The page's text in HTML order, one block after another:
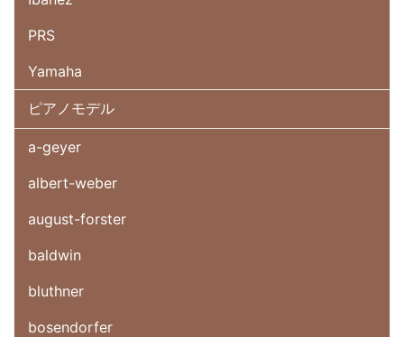
PRS
Yamaha
ピアノモデル
a-geyer
albert-weber
august-forster
baldwin
bluthner
bosendorfer